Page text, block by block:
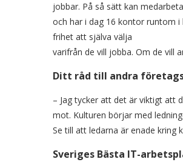
jobbar. På så sätt kan
och har i dag 16 kontor runtom
frihet att själva välja
varifrån de vill jobba. Om de vill
Ditt råd till andra
– Jag tycker att det är viktigt att
mot. Kulturen börjar med
Se till att ledarna är enade kring
Sveriges Bästa IT-